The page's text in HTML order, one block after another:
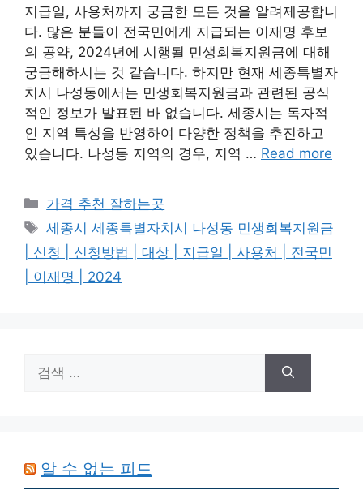
지급일, 사용처까지 궁금한 모든 것을 알려제공합니
다. 많은 분들이 전국민에게 지급되는 이재명 후보
의 공약, 2024년에 시행될 민생회복지원금에 대해
궁금해하시는 것 같습니다. 하지만 현재 세종특별자
치시 나성동에서는 민생회복지원금과 관련된 공식
적인 정보가 발표된 바 없습니다. 세종시는 독자적
인 지역 특성을 반영하여 다양한 정책을 추진하고
있습니다. 나성동 지역의 경우, 지역 … Read more
카
테
고
리
가격 추천 잘하는곳
태
그
세종시 세종특별자치시 나성동 민생회복지원금
| 신청 | 신청방법 | 대상 | 지급일 | 사용처 | 전국민
| 이재명 | 2024
색:
알 수 없는 피드